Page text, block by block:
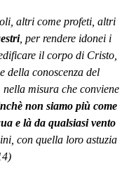
altri come profeti, altri
, per rendere idonei i
il corpo di Cristo,
della conoscenza del
misura che conviene
non siamo più come
e là da qualsiasi vento
con quella loro astuzia